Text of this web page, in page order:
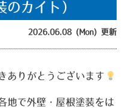
カイト）
2026.06.08 (Mon) 更新
ありがとうございます
地で外壁・屋根塗装をは